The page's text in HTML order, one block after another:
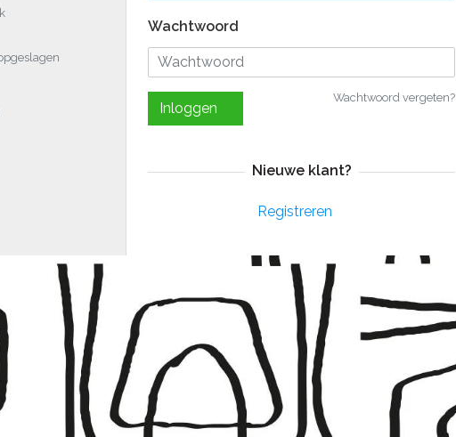
Wachtwoord
Wachtwoord vergeten?
Inloggen
Nieuwe klant?
Registreren